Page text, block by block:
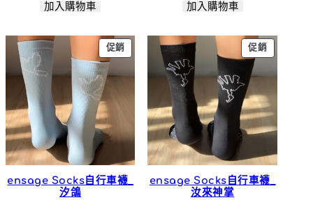
價
NT$480。NT$460。
加入購物車
價
NT$480。NT$460。
加入購物車
促銷特
價
商
ensage Socks自行車襪_
汐鴿
促銷特
價
商
ensage Socks自行車襪_
汝來神掌